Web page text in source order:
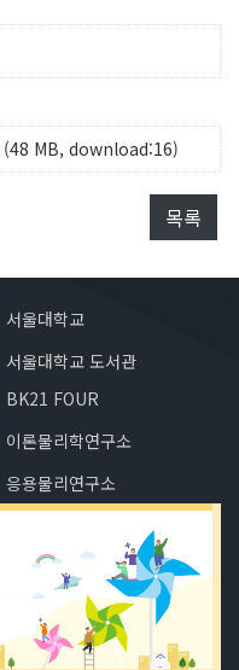
(48 MB, download:16)
목록
서울대학교
서울대학교 도서관
BK21 FOUR
이론물리학연구소
응용물리연구소